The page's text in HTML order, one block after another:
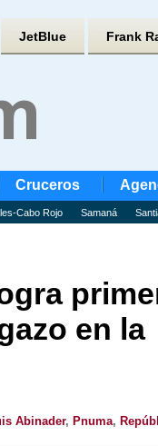
JetBlue Frank
Cruceros
Cabo Rojo Samaná
en la
Abinader, Pnuma,